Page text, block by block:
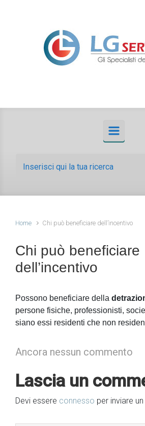
Home Chi può beneficiare dell’incentivo
Chi può beneficiare
dell’incentivo
Possono beneficiare della
persone fisiche, professionisti,
siano essi residenti che non
Ancora nessun commento
Lascia un
Devi essere connesso per inviare